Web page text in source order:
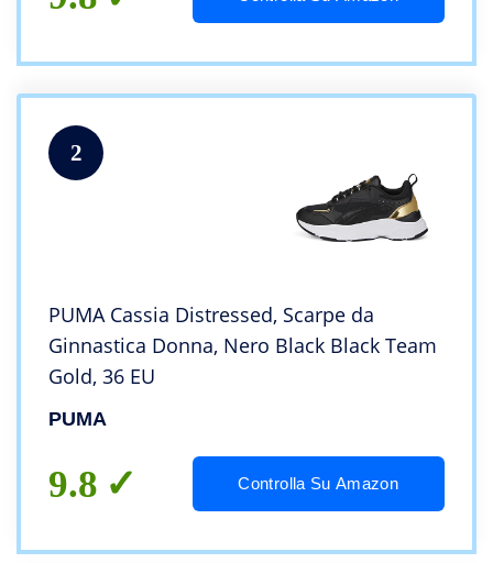
2
PUMA Cassia Distressed, Scarpe da
Ginnastica Donna, Nero Black Black Team
Gold, 36 EU
PUMA
9.8 Controlla Su Amazon